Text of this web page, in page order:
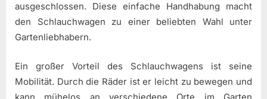
ausgeschlossen. Diese einfache Handhabung macht
den Schlauchwagen zu einer beliebten Wahl unter
Gartenliebhabern.
Ein großer Vorteil des Schlauchwagens ist seine
Mobilität. Durch die Räder ist er leicht zu bewegen und